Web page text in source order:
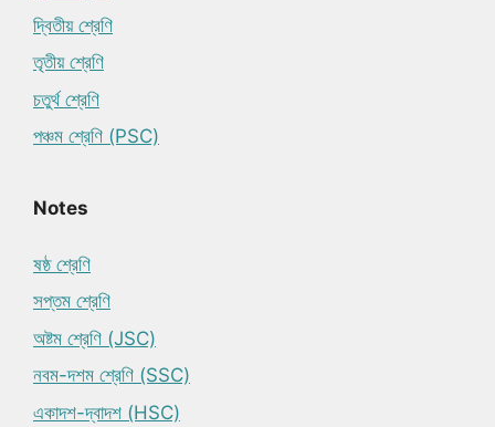
দ্বিতীয় শ্রেণি
তৃতীয় শ্রেণি
চতুর্থ শ্রেণি
পঞ্চম শ্রেণি (PSC)
Notes
ষষ্ঠ শ্রেণি
সপ্তম শ্রেণি
অষ্টম শ্রেণি (JSC)
নবম-দশম শ্রেণি (SSC)
একাদশ-দ্বাদশ (HSC)